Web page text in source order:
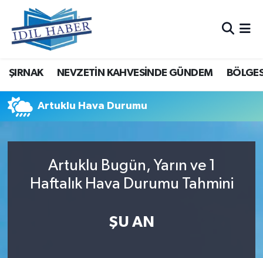
ŞIRNAK NEVZETİN KAHVESİNDE GÜNDEM
Artuklu Hava Durumu
Artuklu Bugün, Yarın ve 1
Haftalık Hava Durumu Tahmini
ŞU AN
Nöbetçi Eczaneler
Hava Durumu
Trafik Durumu
Tüm Manşetler